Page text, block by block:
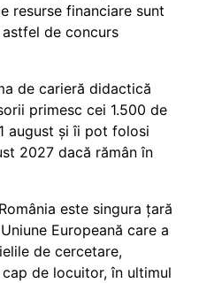
resurse financiare sunt
de concurs
de carieră didactică
primesc cei 1.500 de
august și îi pot folosi
2027 dacă rămân în
este singura țară
Europeană care a
de cercetare,
de locuitor, în ultimul